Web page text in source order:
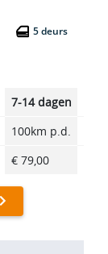
5 deurs
7-14 dagen
100km p.d.
€ 79,00